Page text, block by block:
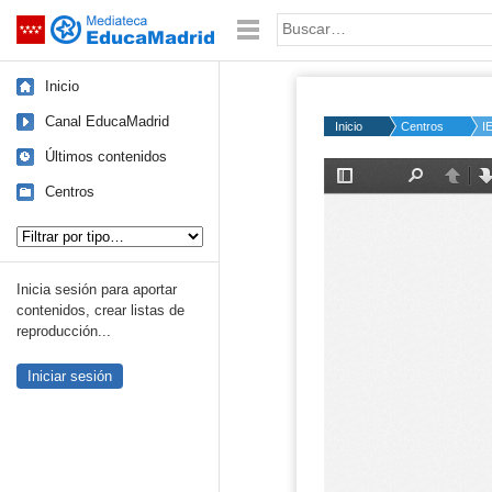
Saltar navegación Palabra o frase:
Inicio
Canal EducaMadrid
Últimos contenidos
Centros
Inicia sesión para aportar
contenidos, crear listas de
reproducción...
Iniciar sesión
Inicio Centros